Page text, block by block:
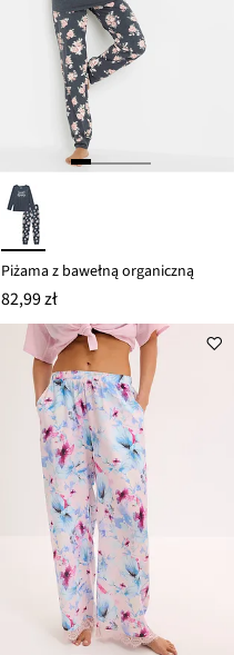
Piżama z bawełną organiczną
82,99 zł